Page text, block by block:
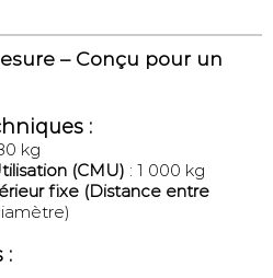
– Conçu pour un
:
kg
(CMU) : 1 000 kg
: